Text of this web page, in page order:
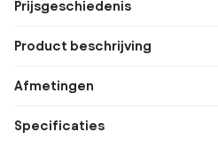
Prijsgeschiedenis
Product beschrijving
Afmetingen
Specificaties